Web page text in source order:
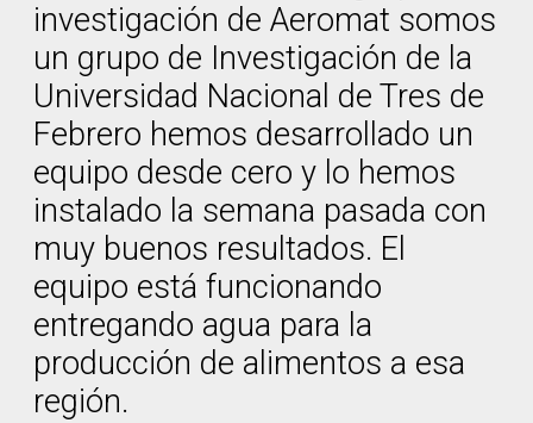
investigación de Aeromat somos
un grupo de Investigación de la
Universidad Nacional de Tres de
Febrero hemos desarrollado un
equipo desde cero y lo hemos
instalado la semana pasada con
muy buenos resultados. El
equipo está funcionando
entregando agua para la
producción de alimentos a esa
región.